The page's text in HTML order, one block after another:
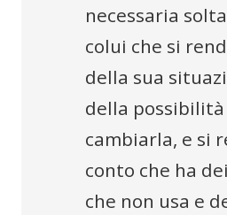
necessaria
colui che si
della sua
della
cambiarla, e si
conto che ha
che non usa e